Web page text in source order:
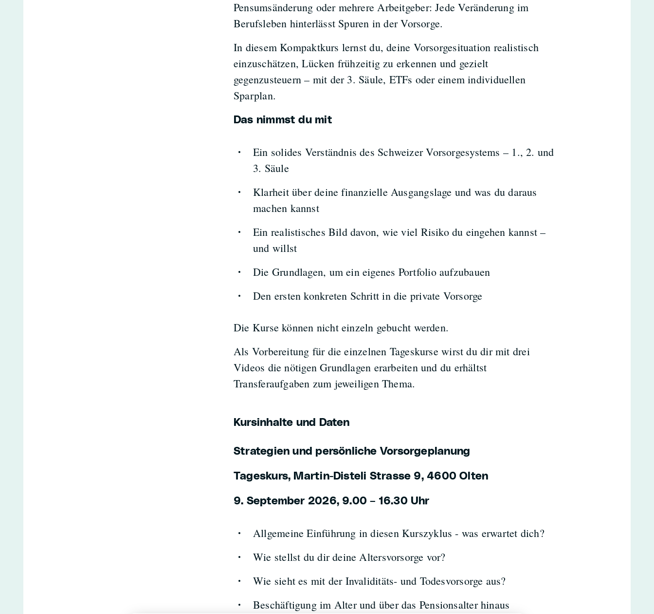
Pensumsänderung oder mehrere Arbeitgeber: Jede Veränderung im
Berufsleben hinterlässt Spuren in der Vorsorge.
In diesem Kompaktkurs lernst du, deine Vorsorgesituation realistisch
einzuschätzen, Lücken frühzeitig zu erkennen und gezielt
gegenzusteuern – mit der 3. Säule, ETFs oder einem individuellen
Sparplan.
Das nimmst du mit
Ein solides Verständnis des Schweizer Vorsorgesystems – 1., 2. und
3. Säule
Klarheit über deine finanzielle Ausgangslage und was du daraus
machen kannst
Ein realistisches Bild davon, wie viel Risiko du eingehen kannst –
und willst
Die Grundlagen, um ein eigenes Portfolio aufzubauen
Den ersten konkreten Schritt in die private Vorsorge
Die Kurse können nicht einzeln gebucht werden.
Als Vorbereitung für die einzelnen Tageskurse wirst du dir mit drei
Videos die nötigen Grundlagen erarbeiten und du erhältst
Transferaufgaben zum jeweiligen Thema.
Kursinhalte und Daten
Strategien und persönliche Vorsorgeplanung
Tageskurs, Martin-Disteli Strasse 9, 4600 Olten
9. September 2026, 9.00 – 16.30 Uhr
Allgemeine Einführung in diesen Kurszyklus - was erwartet dich?
Wie stellst du dir deine Altersvorsorge vor?
Wie sieht es mit der Invaliditäts- und Todesvorsorge aus?
Beschäftigung im Alter und über das Pensionsalter hinaus